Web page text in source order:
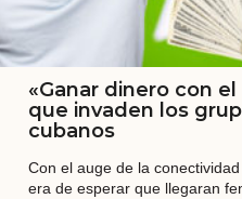
o
q
u«Ganar dinero con
que invaden los
cubanos
Con el auge de la
era de esperar que llegaran